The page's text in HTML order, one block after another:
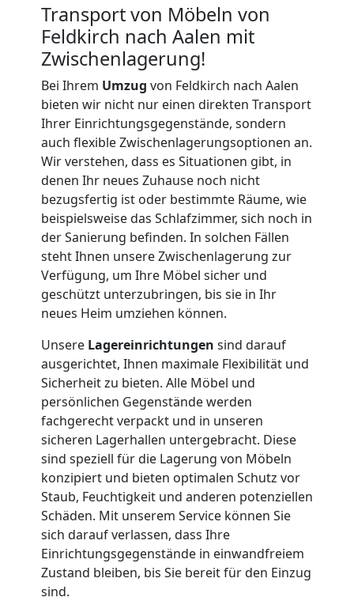
Transport von Möbeln von
Feldkirch nach Aalen mit
Zwischenlagerung!
Bei Ihrem Umzug von Feldkirch nach Aalen
bieten wir nicht nur einen direkten Transport
Ihrer Einrichtungsgegenstände, sondern
auch flexible Zwischenlagerungsoptionen an.
Wir verstehen, dass es Situationen gibt, in
denen Ihr neues Zuhause noch nicht
bezugsfertig ist oder bestimmte Räume, wie
beispielsweise das Schlafzimmer, sich noch in
der Sanierung befinden. In solchen Fällen
steht Ihnen unsere Zwischenlagerung zur
Verfügung, um Ihre Möbel sicher und
geschützt unterzubringen, bis sie in Ihr
neues Heim umziehen können.
Unsere Lagereinrichtungen sind darauf
ausgerichtet, Ihnen maximale Flexibilität und
Sicherheit zu bieten. Alle Möbel und
persönlichen Gegenstände werden
fachgerecht verpackt und in unseren
sicheren Lagerhallen untergebracht. Diese
sind speziell für die Lagerung von Möbeln
konzipiert und bieten optimalen Schutz vor
Staub, Feuchtigkeit und anderen potenziellen
Schäden. Mit unserem Service können Sie
sich darauf verlassen, dass Ihre
Einrichtungsgegenstände in einwandfreiem
Zustand bleiben, bis Sie bereit für den Einzug
sind.
National
Beiladung
International
Internationaler
Umzug
Nationaler
Umzug